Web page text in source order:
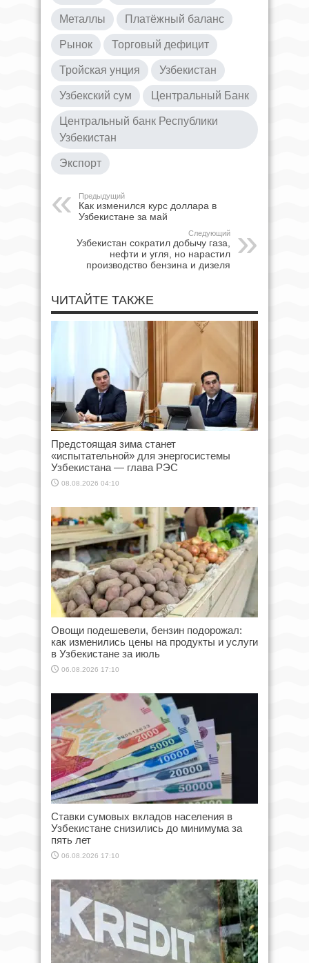
Металлы Платёжный баланс
Рынок Торговый дефицит
Тройская унция Узбекистан
Узбекский сум Центральный Банк
Центральный банк Республики
Узбекистан
Экспорт
Предыдущий
Как изменился курс доллара в
Узбекистане за май
Следующий
Узбекистан сократил добычу газа,
нефти и угля, но нарастил
производство бензина и дизеля
ЧИТАЙТЕ ТАКЖЕ
Предстоящая зима станет
«испытательной» для энергосистемы
Узбекистана — глава РЭС
08.08.2026 04:10
Овощи подешевели, бензин подорожал:
как изменились цены на продукты и услуги
в Узбекистане за июль
06.08.2026 17:10
Ставки сумовых вкладов населения в
Узбекистане снизились до минимума за
пять лет
06.08.2026 17:10